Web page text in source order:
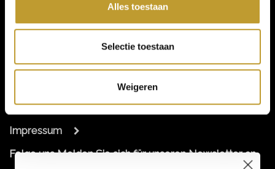
Alles toestaan
Selectie toestaan
Weigeren
Kundendienst
Kontakt
Impressum
Folge uns Melden Sie sich für unseren Newsletter an